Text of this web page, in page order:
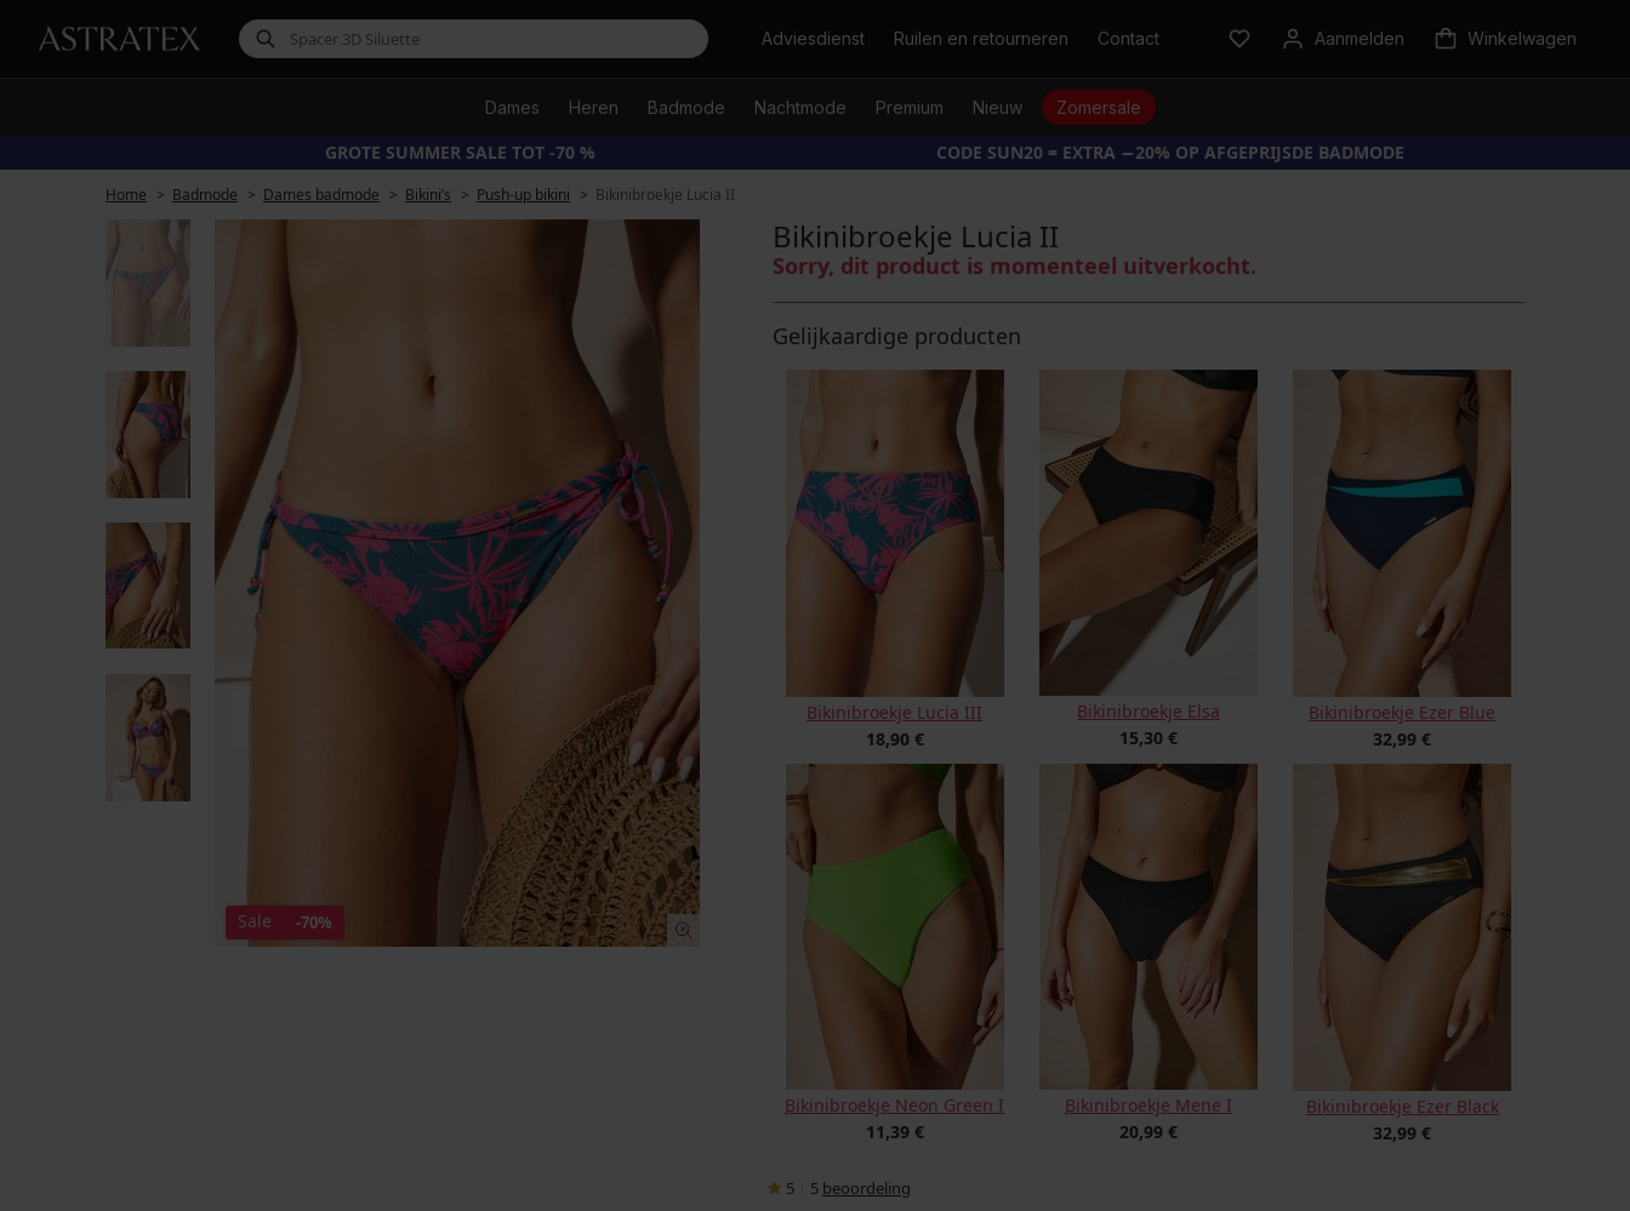
ZoekenAdviesdienst Ruilen en retourneren Contact Aanmelden Winkelwagen
Dames Heren Badmode Nachtmode Premium Nieuw Zomersale
GROTE SUMMER SALE TOT -70 % CODE SUN20 = EXTRA −20% OP AFGEPRIJSDE BADMODE
Home Badmode Dames badmode Bikini’s Push-up bikini Bikinibroekje Lucia II
Sale -70%
Bikinibroekje Lucia II
Sorry, dit product is momenteel uitverkocht.
Gelijkaardige producten
Bikinibroekje Lucia III
18,90 €
Bikinibroekje Elsa
15,30 €
Bikinibroekje Ezer Blue
32,99 €
Bikinibroekje Neon Green I
11,39 €
Bikinibroekje Mene I
20,99 €
Bikinibroekje Ezer Black
32,99 €
5 5 beoordeling